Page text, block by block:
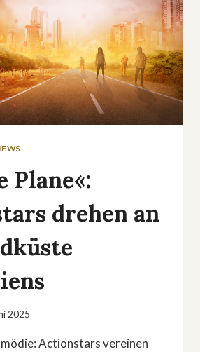
Plane«:
drehen an
2025
Actionstars vereinen